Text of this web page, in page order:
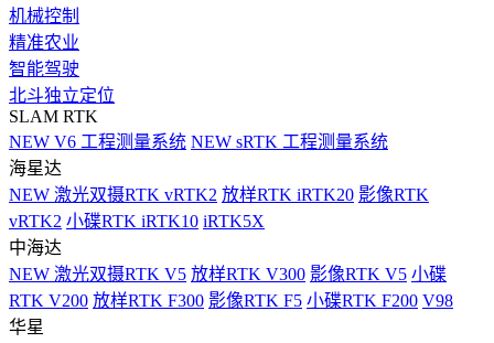
机械控制
精准农业
智能驾驶
北斗独立定位
SLAM RTK
NEW V6 工程测量系统 NEW sRTK 工程测量系统
海星达
NEW 激光双摄RTK vRTK2 放样RTK iRTK20 影像RTK
vRTK2 小碟RTK iRTK10 iRTK5X
中海达
NEW 激光双摄RTK V5 放样RTK V300 影像RTK V5 小碟
RTK V200 放样RTK F300 影像RTK F5 小碟RTK F200 V98
华星